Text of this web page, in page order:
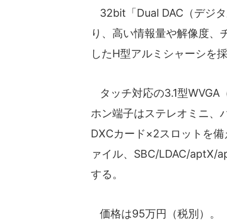
32bit「Dual DAC（デジ
り、高い情報量や解像度、
したH型アルミシャーシを
タッチ対応の3.1型WVGA
ホン端子はステレオミニ、
DXCカード×2スロットを
ァイル、SBC/LDAC/aptX/
する。
価格は95万円（税別）。